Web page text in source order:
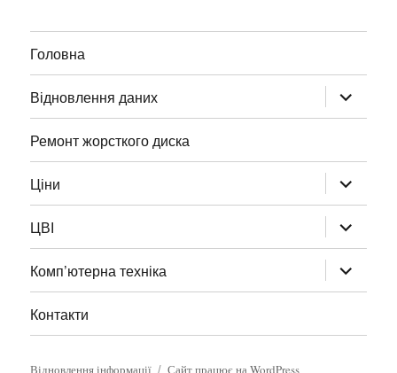
Головна
Відновлення даних
Ремонт жорсткого диска
Ціни
ЦВІ
Комп’ютерна техніка
Контакти
Відновлення інформації Сайт працює на WordPress